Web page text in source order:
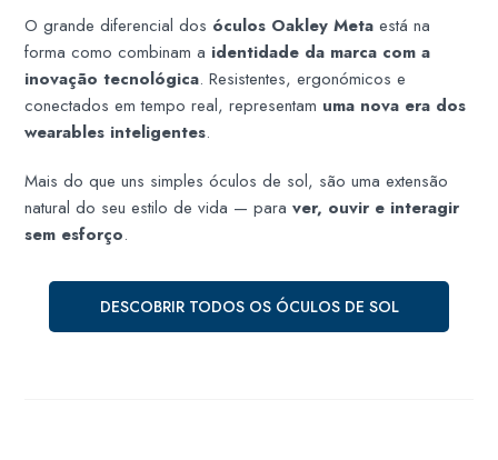
O grande diferencial dos óculos Oakley Meta está na
forma como combinam a identidade da marca com a
inovação tecnológica. Resistentes, ergonómicos e
conectados em tempo real, representam uma nova era dos
wearables inteligentes.
Mais do que uns simples óculos de sol, são uma extensão
natural do seu estilo de vida — paraver, ouvir e interagir
sem esforço.
DESCOBRIR TODOS OS ÓCULOS DE SOL